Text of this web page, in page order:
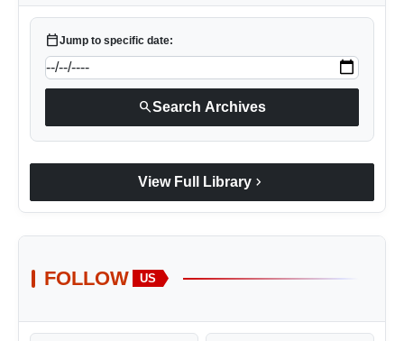
calendar_todayJump to specific date:
searchSearch Archives
View Full Library chevron_right
FOLLOW US